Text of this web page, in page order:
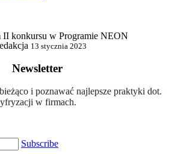
13 stycznia 2023
Newsletter
i poznawać najlepsze praktyki dot.
w firmach.
Subscribe